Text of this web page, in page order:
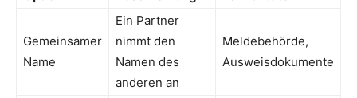
Gemeinsamer
Name
Ein Partner
nimmt den
Namen des
anderen an
Meldebehörde,
Ausweisdokumente